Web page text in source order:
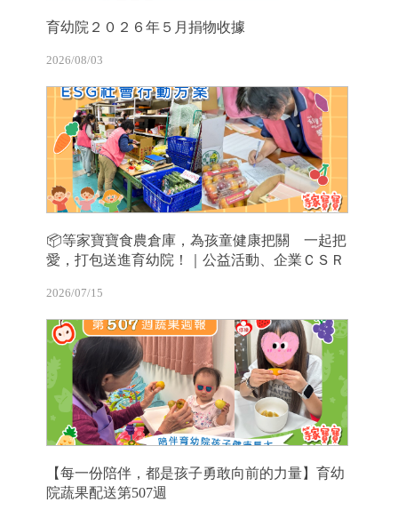
育幼院２０２６年５月捐物收據
2026/08/03
📦等家寶寶食農倉庫，為孩童健康把關 一起把
愛，打包送進育幼院！｜公益活動、企業ＣＳＲ
2026/07/15
【每一份陪伴，都是孩子勇敢向前的力量】育幼
院蔬果配送第507週